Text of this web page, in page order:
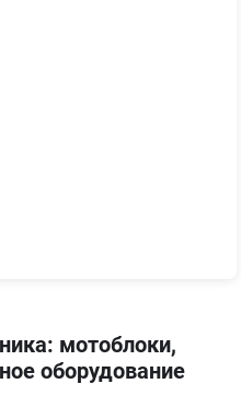
мотоблоки,
оборудование